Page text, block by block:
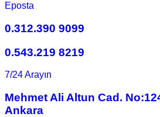
Eposta
0.312.390 9099
0.543.219 8219
7/24 Arayın
Mehmet Ali Altun Cad.
Ankara